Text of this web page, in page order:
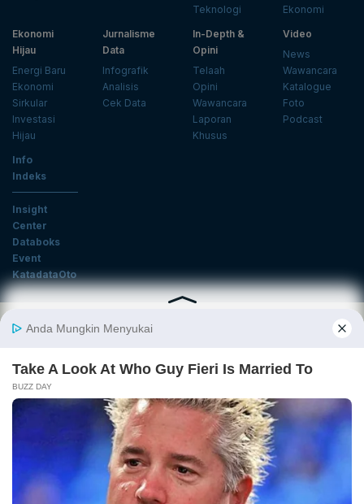
Teknologi
Ekonomi
Ekonomi
Hijau
Energi Baru
Ekonomi
Sirkular
Investasi
Hijau
Jurnalisme
Data
Infografik
Analisis
Cek Data
In-Depth &
Opini
Telaah
Opini
Wawancara
Laporan
Khusus
Video
News
Wawancara
Katalogue
Foto
Podcast
Info
Indeks
Insight
Center
Databoks
Event
KatadataOto
Langganan Newsletter
Tentang Katadata Advertising Karier
Pedoman Media Siber
Kebijakan Privasi
Disclaimer
Hubungi Kami
©2026 Katadata. Hak cipta dilindungi Undang-undang.